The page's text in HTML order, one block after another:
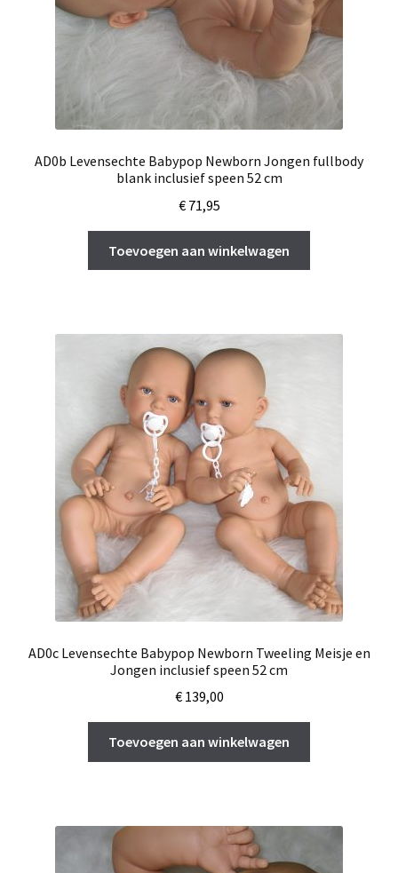
AD0b Levensechte Babypop Newborn Jongen fullbody
blank inclusief speen 52 cm
€71,95
Toevoegen aan winkelwagen
AD0c Levensechte Babypop Newborn Tweeling Meisje en
Jongen inclusief speen 52 cm
€139,00
Toevoegen aan winkelwagen